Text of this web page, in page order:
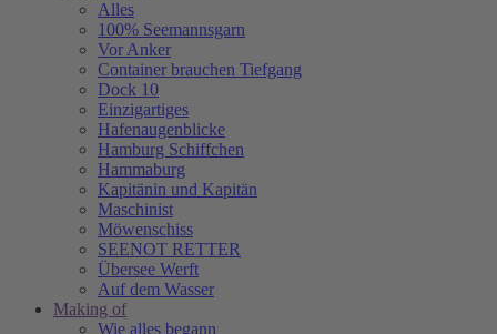
Alles
100% Seemannsgarn
Vor Anker
Container brauchen Tiefgang
Dock 10
Einzigartiges
Hafenaugen­blicke
Hamburg Schiffchen
Hammaburg
Kapitänin und Kapitän
Maschinist
Möwenschiss
SEENOT RETTER
Übersee Werft
Auf dem Wasser
Making of
Wie alles begann